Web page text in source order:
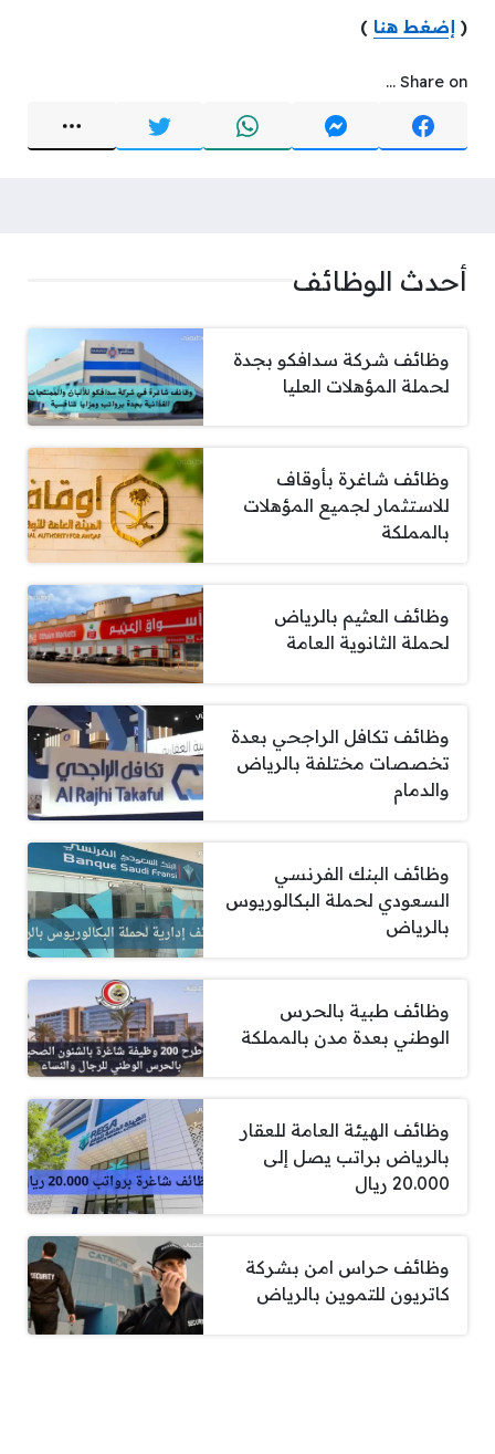
( إضغط هنا )
Share on ...
أحدث الوظائف
وظائف شركة سدافكو بجدة
لحملة المؤهلات العليا
وظائف شاغرة بأوقاف
للاستثمار لجميع المؤهلات
بالمملكة
وظائف العثيم بالرياض
لحملة الثانوية العامة
وظائف تكافل الراجحي بعدة
تخصصات مختلفة بالرياض
والدمام
وظائف البنك الفرنسي
السعودي لحملة البكالوريوس
بالرياض
وظائف طبية بالحرس
الوطني بعدة مدن بالمملكة
وظائف الهيئة العامة للعقار
بالرياض براتب يصل إلى
20.000 ريال
وظائف حراس امن بشركة
كاتريون للتموين بالرياض